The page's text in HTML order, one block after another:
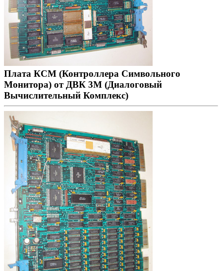
Плата КСМ (Контроллера Символьного
Монитора) от ДВК 3М (Диалоговый
Вычислительный Комплекс)